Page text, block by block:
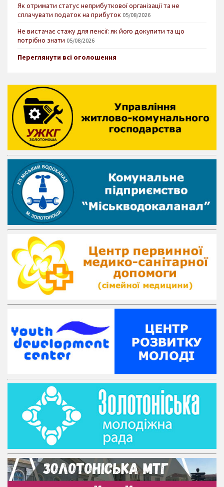
Як отримати статус неприбуткової організації та не
сплачувати податок на прибуток 05/08/2026
Не вистачає стажу для пенсії: як його докупити та що
потрібно знати 05/08/2026
Переглянути всі оголошення